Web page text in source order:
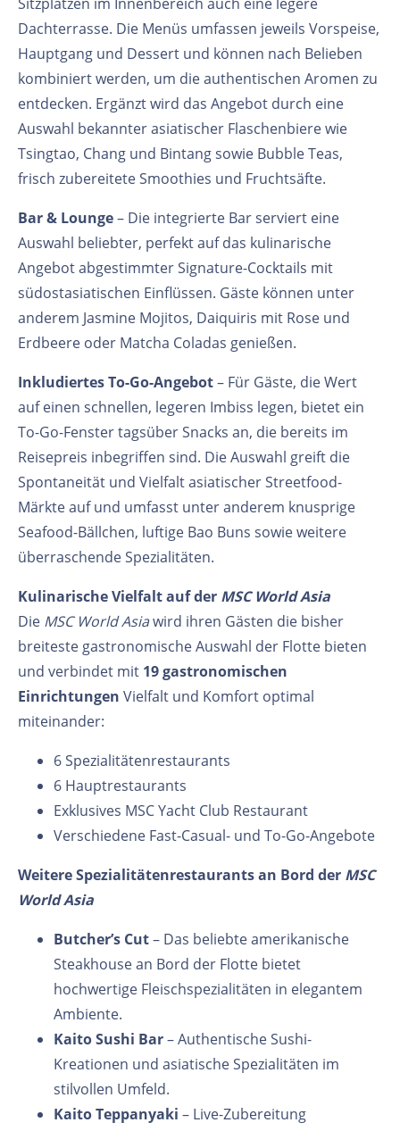
Dachterrasse. Die Menüs umfassen jeweils Vorspeise,
Hauptgang und Dessert und können nach Belieben
kombiniert werden, um die authentischen Aromen zu
entdecken. Ergänzt wird das Angebot durch eine
Auswahl bekannter asiatischer Flaschenbiere wie
Tsingtao, Chang und Bintang sowie Bubble Teas,
frisch zubereitete Smoothies und Fruchtsäfte.
Bar & Lounge– Die integrierte Bar serviert eine
Auswahl beliebter, perfekt auf das kulinarische
Angebot abgestimmter Signature-Cocktails mit
südostasiatischen Einflüssen. Gäste können unter
anderem Jasmine Mojitos, Daiquiris mit Rose und
Erdbeere oder Matcha Coladas genießen.
Inkludiertes To-Go-Angebot– Für Gäste, die Wert
auf einen schnellen, legeren Imbiss legen, bietet ein
To-Go-Fenster tagsüber Snacks an, die bereits im
Reisepreis inbegriffen sind. Die Auswahl greift die
Spontaneität und Vielfalt asiatischer Streetfood-
Märkte auf und umfasst unter anderem knusprige
Seafood-Bällchen, luftige Bao Buns sowie weitere
überraschende Spezialitäten.
Kulinarische Vielfalt auf der MSC World Asia
Die MSC World Asiawird ihren Gästen die bisher
breiteste gastronomische Auswahl der Flotte bieten
und verbindet mit 19 gastronomischen
Einrichtungen Vielfalt und Komfort optimal
miteinander:
6 Spezialitätenrestaurants
6 Hauptrestaurants
Exklusives MSC Yacht Club Restaurant
Verschiedene Fast-Casual- und To-Go-Angebote
Weitere Spezialitätenrestaurants an Bord der MSC
World Asia
Butcher’s Cut– Das beliebte amerikanische
Steakhouse an Bord der Flotte bietet
hochwertige Fleischspezialitäten in elegantem
Ambiente.
Kaito Sushi Bar– Authentische Sushi-
Kreationen und asiatische Spezialitäten im
stilvollen Umfeld.
Kaito Teppanyaki – Live-Zubereitung